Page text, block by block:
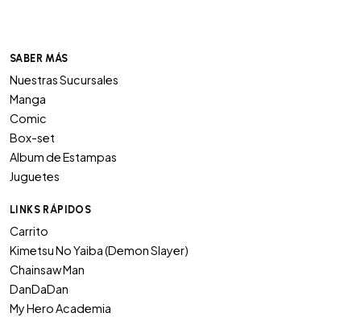
SABER MÁS
Nuestras Sucursales
Manga
Comic
Box-set
Album de Estampas
Juguetes
LINKS RÁPIDOS
Carrito
Kimetsu No Yaiba (Demon Slayer)
Chainsaw Man
DanDaDan
My Hero Academia